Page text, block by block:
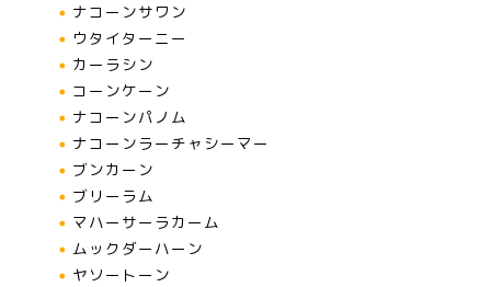
ナコーンサワン
ウタイターニー
カーラシン
コーンケーン
ナコーンパノム
ナコーンラーチャシーマー
ブンカーン
ブリーラム
マハーサーラカーム
ムックダーハーン
ヤソートーン